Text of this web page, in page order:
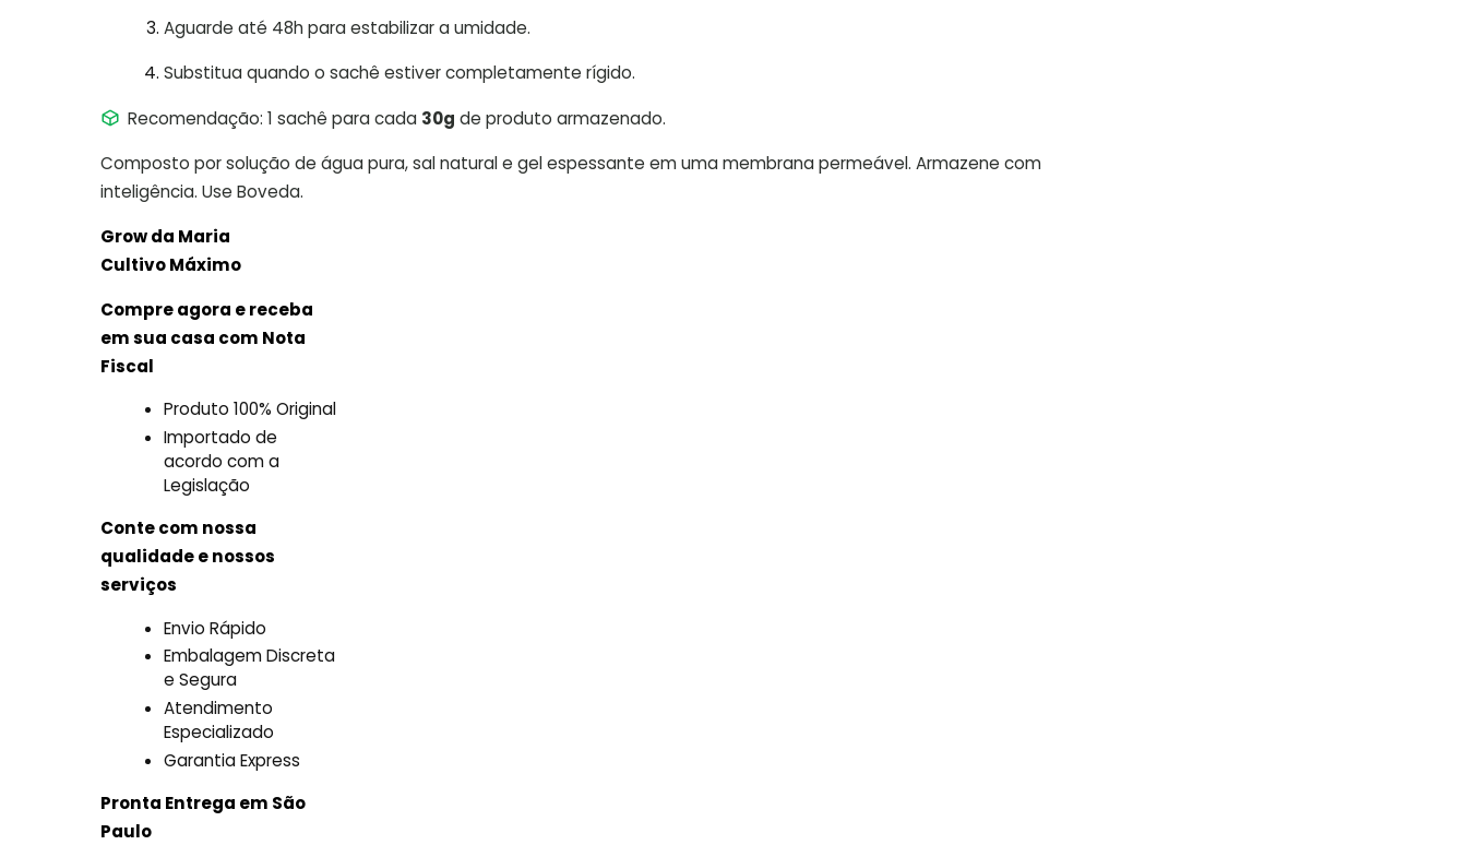
Aguarde até 48h para estabilizar a umidade.
Substitua quando o sachê estiver completamente rígido.
Recomendação: 1 sachê para cada 30g de produto armazenado.
Composto por solução de água pura, sal natural e gel espessante em uma membrana permeável. Armazene com
inteligência. Use Boveda.
Grow da Maria
CultivoMáximo
Compre agora e receba
em sua casa com Nota
Fiscal
Produto 100% Original
Importado de
acordo com a
Legislação
Conte com nossa
qualidade e nossos
serviços
Envio Rápido
Embalagem Discreta
e Segura
Atendimento
Especializado
Garantia Express
Pronta Entrega em São
Paulo